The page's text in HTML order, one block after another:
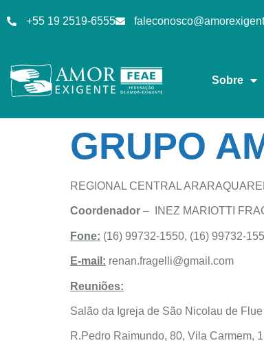
+55 19 2519-6555
Sobre
GRUPO
REGIONAL CENTRAL
Coordenador – INEZ MARIOTTI
Fone: (16) 99732-1550, (16) 99732-
E-mail: renan.fragelli@gmail.com
Reuniões:
Salão da Igreja de São Nicolau de Flue
R.Pedro Raimundo, 80, Vila Carmem,